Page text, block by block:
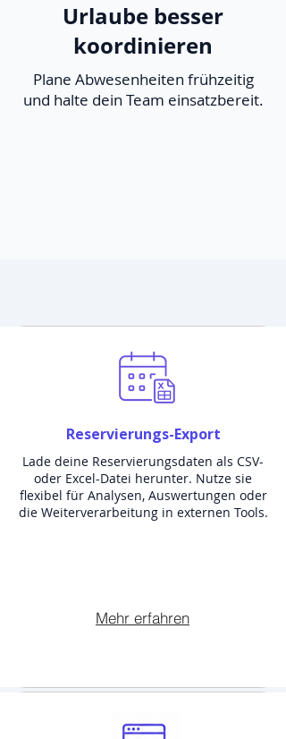
Urlaube besser
koordinieren
Plane Abwesenheiten frühzeitig
und halte dein Team einsatzbereit.
Reservierungs-Export
Lade deine Reservierungsdaten als CSV-
oder Excel-Datei herunter. Nutze sie
flexibel für Analysen, Auswertungen oder
die Weiterverarbeitung in externen Tools.
Mehr erfahren